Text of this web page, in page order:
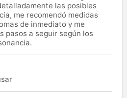
las posibles
me recomendó medidas
de inmediato y me
pasos a seguir según los